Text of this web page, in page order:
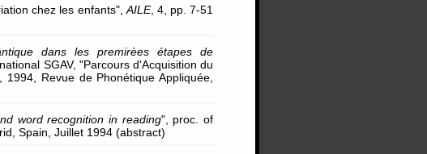
chez les enfants", AILE, 4, pp. 7-51
dans les premirèes étapes de
SGAV, "Parcours d'Acquisition du
Revue de Phonétique Appliquée,
word recognition in reading", proc. of
Spain, Juillet 1994 (abstract)